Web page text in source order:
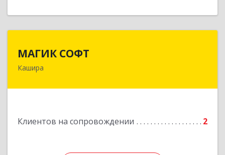
МАГИК СОФТ
Кашира
Клиентов на сопровождении 2